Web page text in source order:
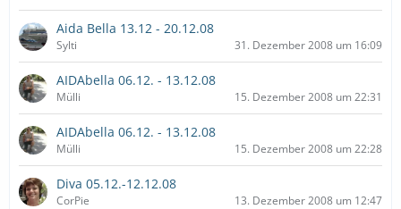
Aida Bella 13.12 - 20.12.08
Sylti 31. Dezember 2008 um 16:09
AIDAbella 06.12. - 13.12.08
Mülli 15. Dezember 2008 um 22:31
AIDAbella 06.12. - 13.12.08
Mülli 15. Dezember 2008 um 22:28
Diva 05.12.-12.12.08
CorPie 13. Dezember 2008 um 12:47